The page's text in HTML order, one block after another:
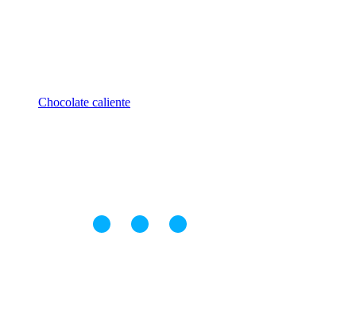
Chocolate caliente